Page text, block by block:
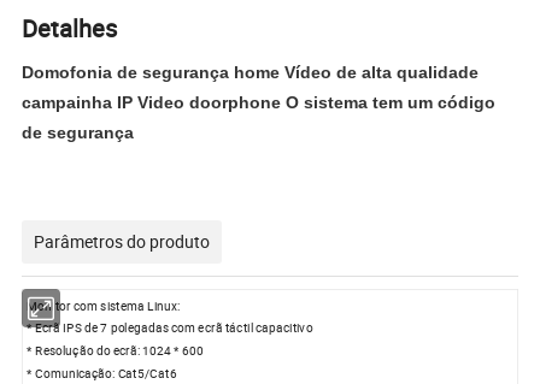
Detalhes
Domofonia de segurança home Vídeo de alta qualidade
campainha IP Video doorphone O sistema tem um código
de segurança
Parâmetros do produto
Monitor com sistema Linux:
* Ecrã IPS de 7 polegadas com ecrã táctil capacitivo
* Resolução do ecrã: 1024 * 600
* Comunicação: Cat5/Cat6